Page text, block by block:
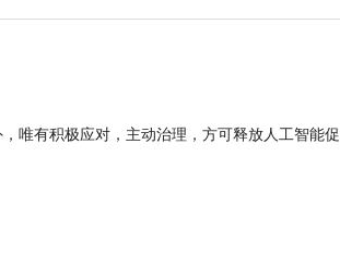
唯有积极应对，主动治理，方可释放人工智能